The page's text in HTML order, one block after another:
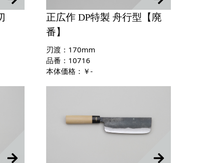
正広作 DP特製 舟行型【廃
番】
刃渡：170mm
品番：10716
本体価格：￥-